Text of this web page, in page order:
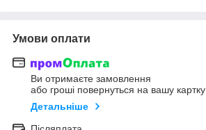
Умови оплати
Ви отримаєте замовлення
або гроші повернуться на вашу картку
Детальніше